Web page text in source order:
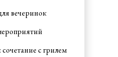
вечеринок
с грилем